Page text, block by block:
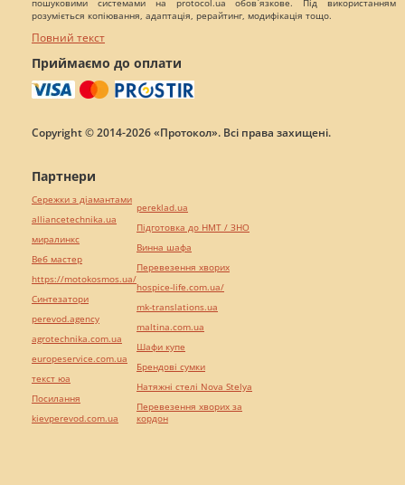
пошуковими системами на protocol.ua обов`язкове. Під використанням
розуміється копіювання, адаптація, рерайтинг, модифікація тощо.
Повний текст
Приймаємо до оплати
Copyright © 2014-2026 «Протокол». Всі права захищені.
Партнери
Сережки з діамантами
alliancetechnika.ua
миралинкс
Веб мастер
https://motokosmos.ua/
Синтезатори
perevod.agency
agrotechnika.com.ua
europeservice.com.ua
текст юа
Посилання
kievperevod.com.ua
pereklad.ua
Підготовка до НМТ / ЗНО
Винна шафа
Перевезення хворих
hospice-life.com.ua/
mk-translations.ua
maltina.com.ua
Шафи купе
Брендові сумки
Натяжні стелі Nova Stelya
Перевезення хворих за
кордон